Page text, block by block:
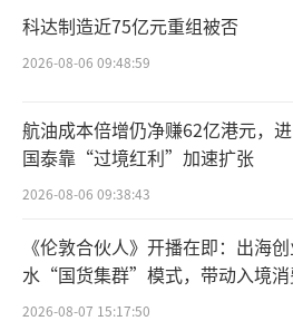
同比减少5.55%。扣非净
滑5.24%。2021年至2023
对于今年上半年业绩
表示：“为促进销售，公
年报给出的费用明细看，
为2.01亿元，相比上年同
科达制造近75亿元重组被否
2026-08-06 09:48:59
航油成本倍增仍净赚62亿港元，
国泰靠“过境红利”加速扩张
2026-08-06 09:38:43
《伦敦合伙人》开播在即：出海
水“国货集群”模式，带动入境消
向种草
2026-08-07 15:17:50